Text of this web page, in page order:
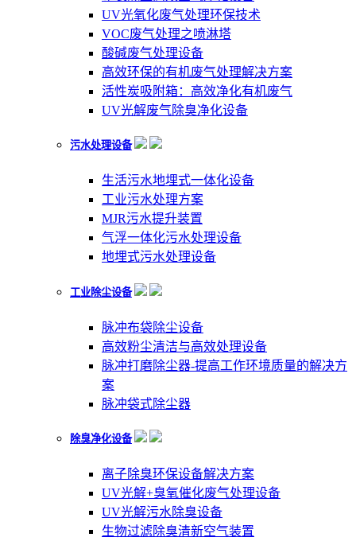
UV光氧化废气处理环保技术
VOC废气处理之喷淋塔
酸碱废气处理设备
高效环保的有机废气处理解决方案
活性炭吸附箱：高效净化有机废气
UV光解废气除臭净化设备
污水处理设备
生活污水地埋式一体化设备
工业污水处理方案
MJR污水提升装置
气浮一体化污水处理设备
地埋式污水处理设备
工业除尘设备
脉冲布袋除尘设备
高效粉尘清洁与高效处理设备
脉冲打磨除尘器-提高工作环境质量的解决方
案
脉冲袋式除尘器
除臭净化设备
离子除臭环保设备解决方案
UV光解+臭氧催化废气处理设备
UV光解污水除臭设备
生物过滤除臭清新空气装置